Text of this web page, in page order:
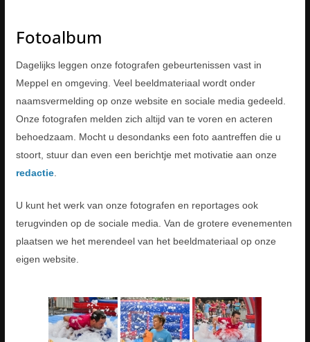
Fotoalbum
Dagelijks leggen onze fotografen gebeurtenissen vast in
Meppel en omgeving. Veel beeldmateriaal wordt onder
naamsvermelding op onze website en sociale media gedeeld.
Onze fotografen melden zich altijd van te voren en acteren
behoedzaam. Mocht u desondanks een foto aantreffen die u
stoort, stuur dan even een berichtje met motivatie aan onze
redactie.
U kunt het werk van onze fotografen en reportages ook
terugvinden op de sociale media. Van de grotere evenementen
plaatsen we het merendeel van het beeldmateriaal op onze
eigen website.